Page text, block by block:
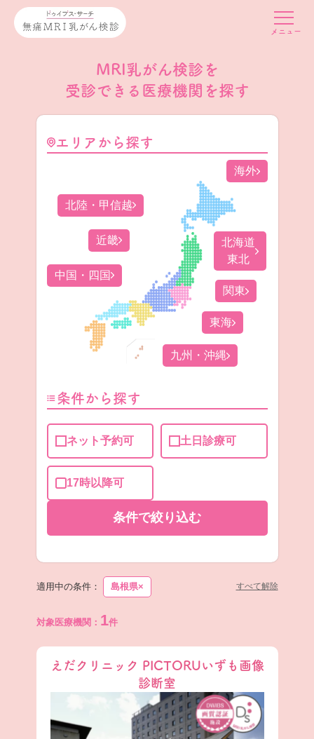
MRI乳がん検診を
受診できる医療機関を探す
エリアから探す
北海道
東北
関東
北陸・甲信越
東海
近畿
中国・四国
九州・沖縄
海外
条件から探す
ネット予約可 土日診療可
17時以降可
条件で絞り込む
適用中の条件： 島根県× すべて解除
対象医療機関： 1件
えだクリニック PICTORUいずも画像
診断室